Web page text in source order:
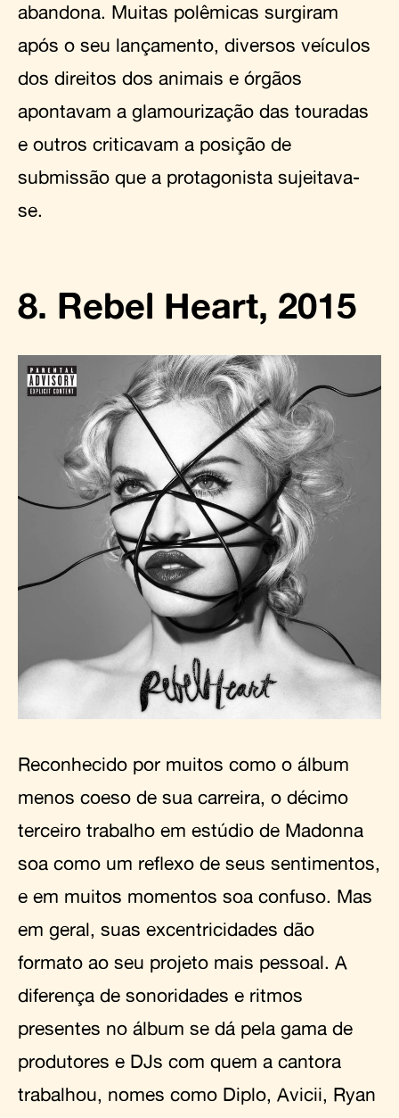
abandona. Muitas polêmicas surgiram
após o seu lançamento, diversos veículos
dos direitos dos animais e órgãos
apontavam a glamourização das touradas
e outros criticavam a posição de
submissão que a protagonista sujeitava-
se.
8. Rebel Heart, 2015
Reconhecido por muitos como o álbum
menos coeso de sua carreira, o décimo
terceiro trabalho em estúdio de Madonna
soa como um reflexo de seus sentimentos,
e em muitos momentos soa confuso. Mas
em geral, suas excentricidades dão
formato ao seu projeto mais pessoal. A
diferença de sonoridades e ritmos
presentes no álbum se dá pela gama de
produtores e DJs com quem a cantora
trabalhou, nomes como Diplo, Avicii, Ryan